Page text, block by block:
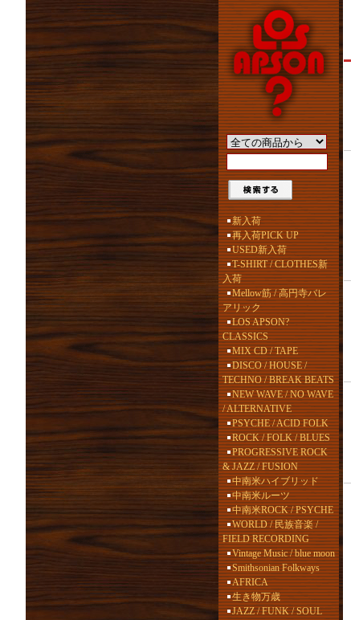
新入荷
再入荷PICK UP
USED新入荷
T-SHIRT / CLOTHES新
入荷
Mellow筋 / 高円寺バレ
アリック
LOS APSON?
CLASSICS
MIX CD / TAPE
DISCO / HOUSE /
TECHNO / BREAK BEATS
NEW WAVE / NO WAVE
/ ALTERNATIVE
PSYCHE / ACID FOLK
ROCK / FOLK / BLUES
PROGRESSIVE ROCK
& JAZZ / FUSION
中南米ハイブリッド
中南米ルーツ
中南米ROCK / PSYCHE
WORLD / 民族音楽 /
FIELD RECORDING
Vintage Music / blue moon
Smithsonian Folkways
AFRICA
生き物万歳
JAZZ / FUNK / SOUL